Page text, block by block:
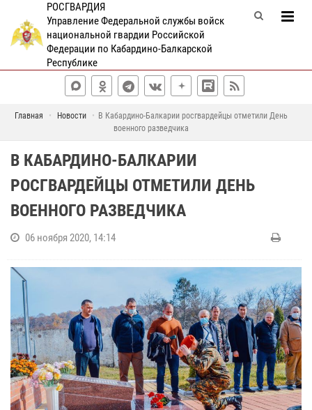
РОСГВАРДИЯ
Управление Федеральной службы войск
национальной гвардии Российской
Федерации по Кабардино-Балкарской
Республике
Главная Новости
В Кабардино-Балкарии росгвардейцы отметили День
военного разведчика
В КАБАРДИНО-БАЛКАРИИ
РОСГВАРДЕЙЦЫ ОТМЕТИЛИ ДЕНЬ
ВОЕННОГО РАЗВЕДЧИКА
06 ноября 2020, 14:14